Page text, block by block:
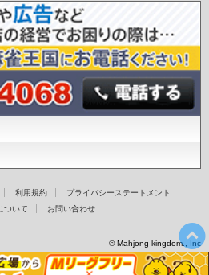
利用規約
プライバシーステートメント
ついて
お問い合わせ
© Mahjong kingdom., Inc